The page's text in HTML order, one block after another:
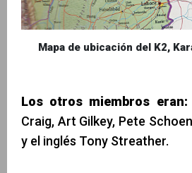
Mapa de ubicación del K2,
Los otros miembros eran:
Craig, Art Gilkey, Pete
y el inglés Tony Streather.